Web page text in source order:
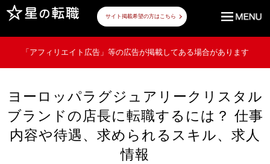
サイト掲載希望の方はこちら
「アフィリエイト広告」等の広告が掲載してある場合があります
ヨーロッパラグジュアリークリスタル
ブランドの店長に転職するには？ 仕事
内容や待遇、求められるスキル、求人
情報